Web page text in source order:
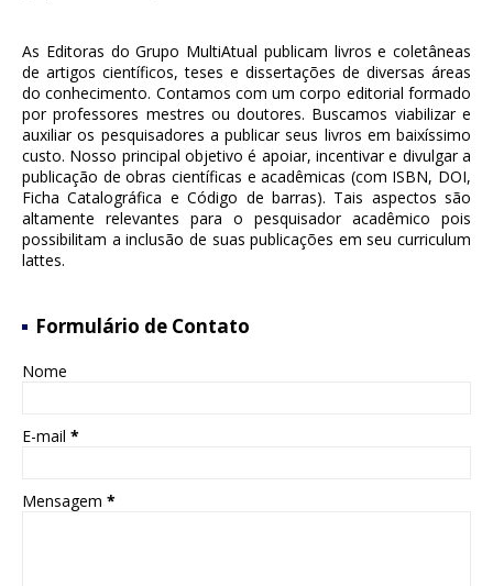
As Editoras do Grupo MultiAtual publicam livros e coletâneas
de artigos científicos, teses e dissertações de diversas áreas
do conhecimento. Contamos com um corpo editorial formado
por professores mestres ou doutores. Buscamos viabilizar e
auxiliar os pesquisadores a publicar seus livros em baixíssimo
custo. Nosso principal objetivo é apoiar, incentivar e divulgar a
publicação de obras científicas e acadêmicas (com ISBN, DOI,
Ficha Catalográfica e Código de barras). Tais aspectos são
altamente relevantes para o pesquisador acadêmico pois
possibilitam a inclusão de suas publicações em seu curriculum
lattes.
Formulário de Contato
Nome
E-mail *
Mensagem *